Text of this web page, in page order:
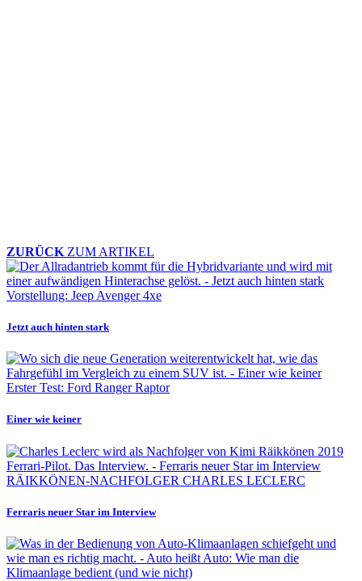
ZURÜCK ZUM ARTIKEL
Vorstellung: Jeep Avenger 4xe
Jetzt auch hinten stark
Erster Test: Ford Ranger Raptor
Einer wie keiner
RÄIKKÖNEN-NACHFOLGER CHARLES LECLERC
Ferraris neuer Star im Interview